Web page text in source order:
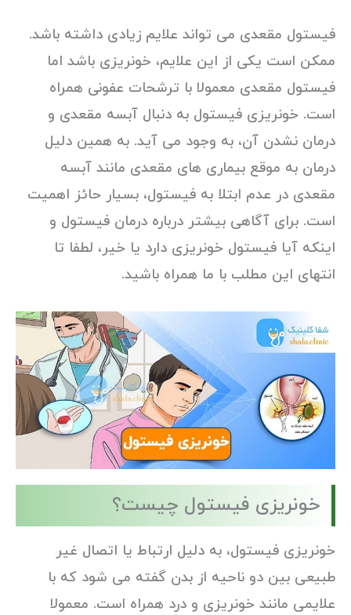
فیستول مقعدی می تواند علایم زیادی داشته باشد.
ممکن است یکی از این علایم، خونریزی باشد اما
فیستول مقعدی معمولا با ترشحات عفونی همراه
است. خونریزی فیستول به دنبال آبسه مقعدی و
درمان نشدن آن، به وجود می آید. به همین دلیل
درمان به موقع بیماری های مقعدی مانند آبسه
مقعدی در عدم ابتلا به فیستول، بسیار حائز اهمیت
است. برای آگاهی بیشتر درباره درمان فیستول و
اینکه آیا فیستول خونریزی دارد یا خیر، لطفا تا
انتهای این مطلب با ما همراه باشید.
خونریزی فیستول چیست؟
خونریزی فیستول، به دلیل ارتباط یا اتصال غیر
طبیعی بین دو ناحیه از بدن گفته می شود که با
علایمی مانند خونریزی و درد همراه است. معمولا